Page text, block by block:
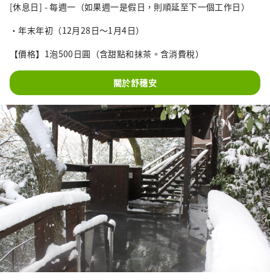
[休息日] - 每週一（如果週一是假日，則順延至下一個工作日）
・年末年初（12月28日～1月4日）
【價格】1泡500日圓（含甜點和抹茶。含消費稅）
關於舒穗安